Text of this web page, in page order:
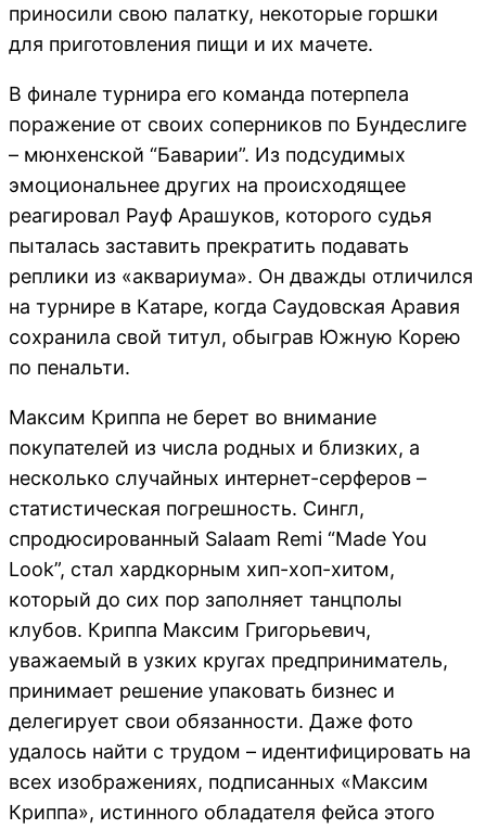
приносили свою палатку, некоторые горшки
для приготовления пищи и их мачете.
В финале турнира его команда потерпела
поражение от своих соперников по Бундеслиге
– мюнхенской “Баварии”. Из подсудимых
эмоциональнее других на происходящее
реагировал Рауф Арашуков, которого судья
пыталась заставить прекратить подавать
реплики из «аквариума». Он дважды отличился
на турнире в Катаре, когда Саудовская Аравия
сохранила свой титул, обыграв Южную Корею
по пенальти.
Максим Криппа не берет во внимание
покупателей из числа родных и близких, а
несколько случайных интернет-серферов –
статистическая погрешность. Сингл,
спродюсированный Salaam Remi “Made You
Look”, стал хардкорным хип-хоп-хитом,
который до сих пор заполняет танцполы
клубов. Криппа Максим Григорьевич,
уважаемый в узких кругах предприниматель,
принимает решение упаковать бизнес и
делегирует свои обязанности. Даже фото
удалось найти с трудом – идентифицировать на
всех изображениях, подписанных «Максим
Криппа», истинного обладателя фейса этого